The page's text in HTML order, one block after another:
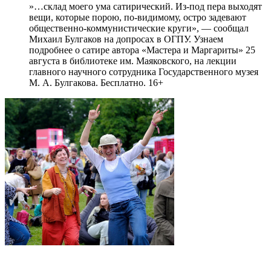
»…склад моего ума сатирический. Из-под пера выходят
вещи, которые порою, по-видимому, остро задевают
общественно-коммунистические круги», — сообщал
Михаил Булгаков на допросах в ОГПУ. Узнаем
подробнее о сатире автора «Мастера и Маргариты» 25
августа в библиотеке им. Маяковского, на лекции
главного научного сотрудника Государственного музея
М. А. Булгакова. Бесплатно. 16+